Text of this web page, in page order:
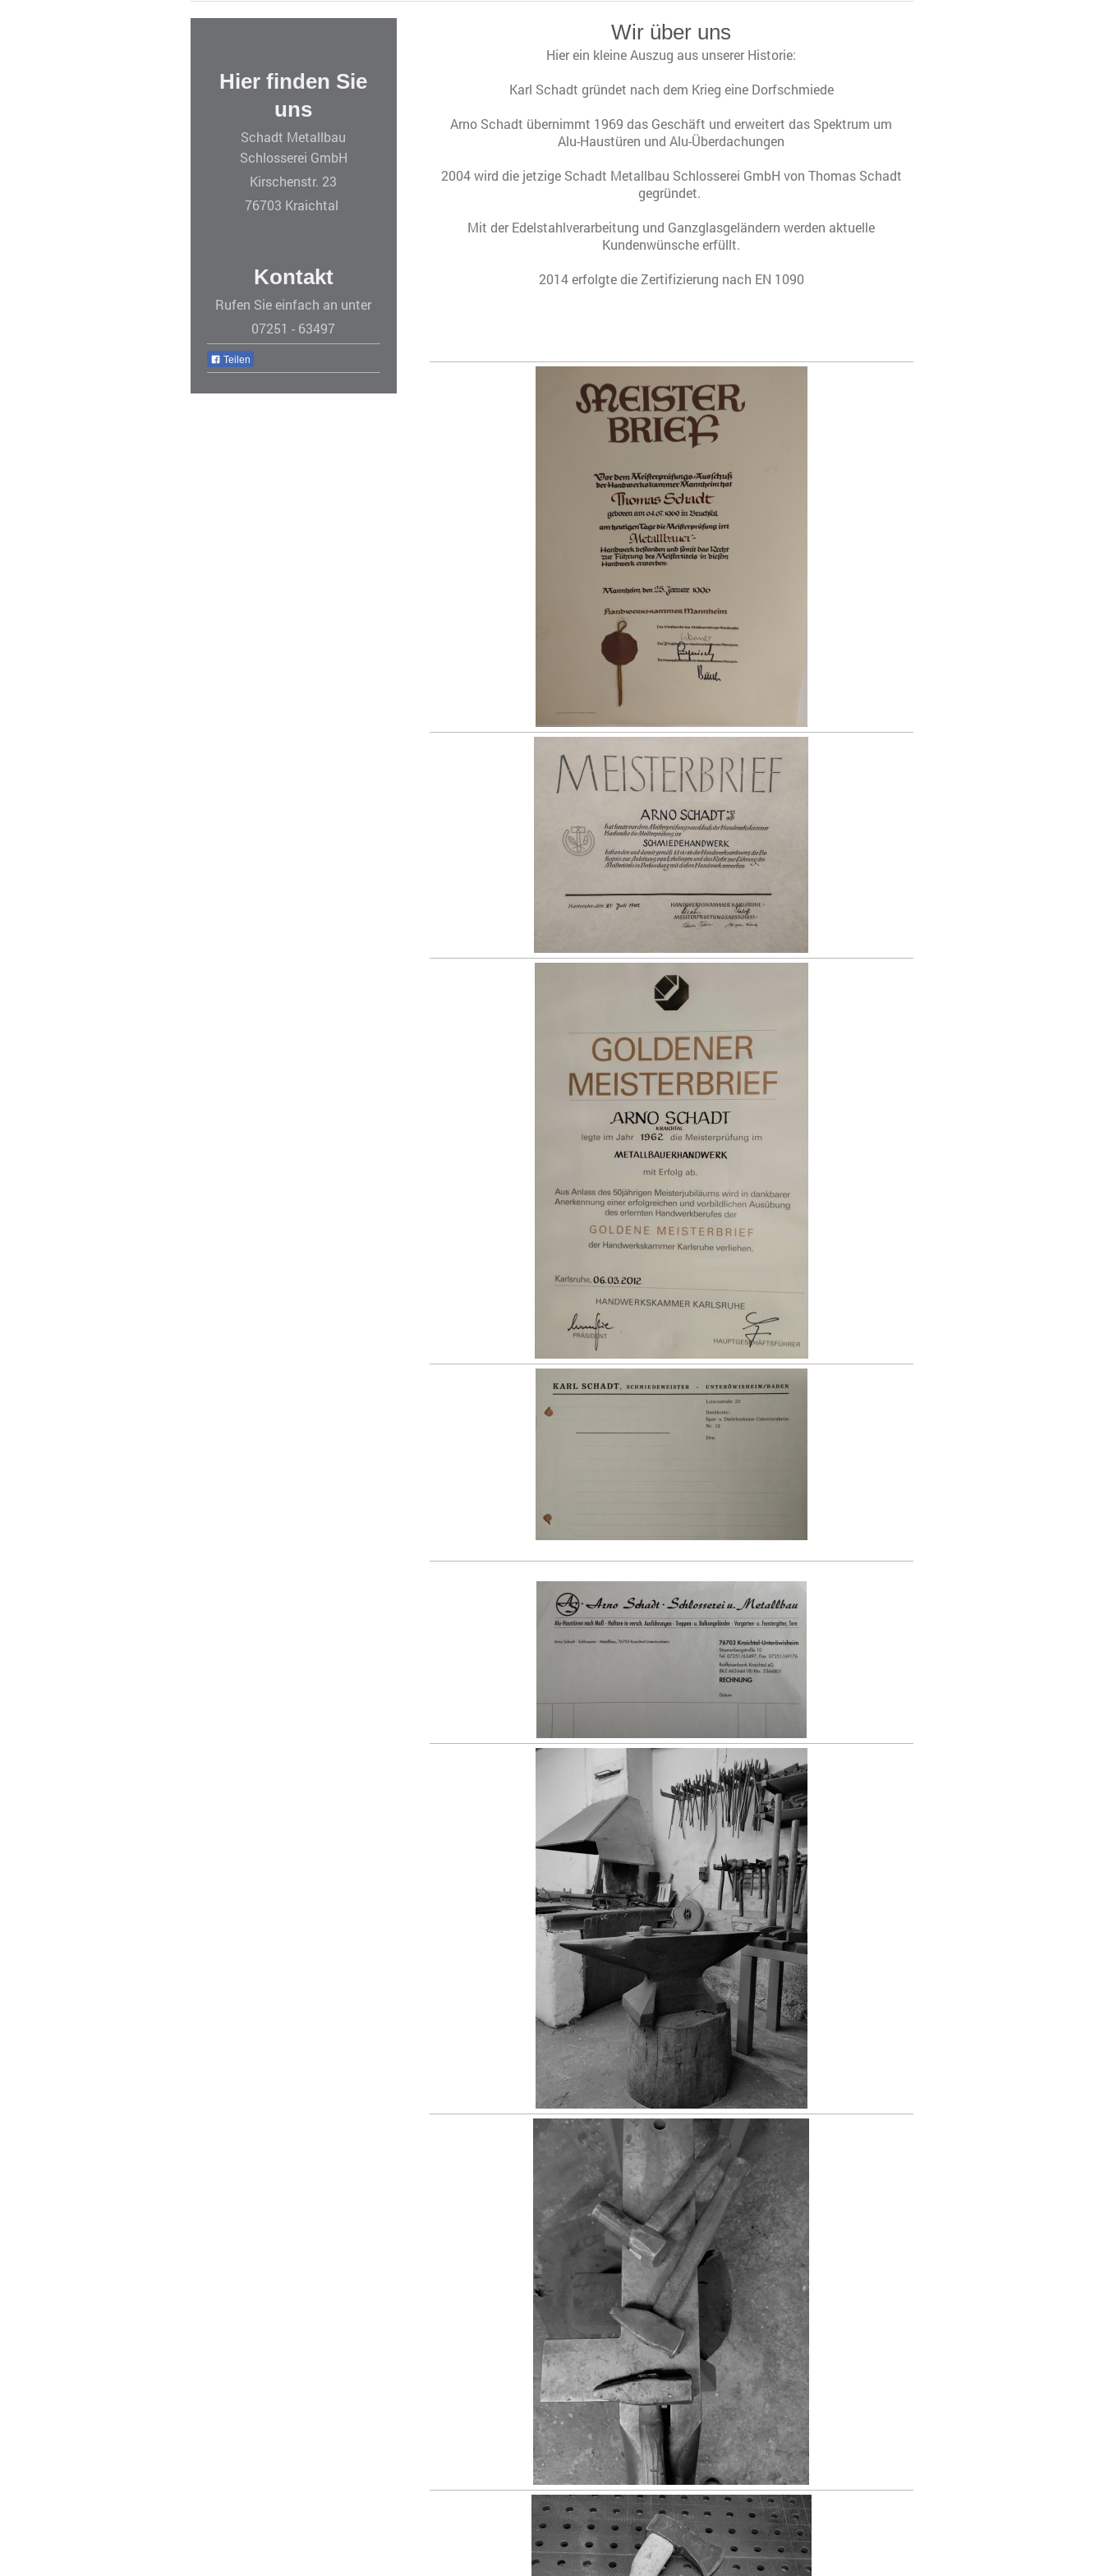
Wir über uns
Hier ein kleine Auszug aus unserer Historie:
Karl Schadt gründet nach dem Krieg eine Dorfschmiede
Arno Schadt übernimmt 1969 das Geschäft und erweitert das Spektrum um
Alu-Haustüren und Alu-Überdachungen
2004 wird die jetzige Schadt Metallbau Schlosserei GmbH von Thomas Schadt
gegründet.
Mit der Edelstahlverarbeitung und Ganzglasgeländern werden aktuelle
Kundenwünsche erfüllt.
2014 erfolgte die Zertifizierung nach EN 1090
Hier finden Sie
uns
Schadt Metallbau
Schlosserei GmbH
Kirschenstr. 23
76703 Kraichtal
Kontakt
Rufen Sie einfach an unter
07251 - 63497
Teilen